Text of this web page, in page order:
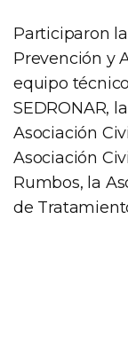
Participaron
Prevención y
equipo
SEDRONAR,
Asociación
Asociación
Rumbos, la
de